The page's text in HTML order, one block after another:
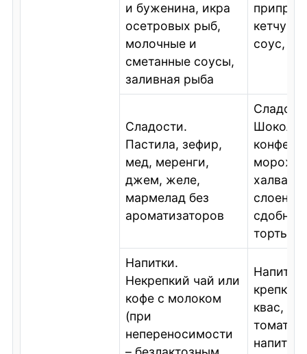
и буженина, икра
осетровых рыб,
молочные и
сметанные соусы,
заливная рыба
кетчуп,
соус,
Сладости.
Пастила, зефир,
мед, меренги,
джем, желе,
мармелад без
ароматизаторов
конфеты,
халва,
торты
Напитки.
Некрепкий чай или
кофе с молоком
(при
непереносимости
крепкий
квас,
напитки